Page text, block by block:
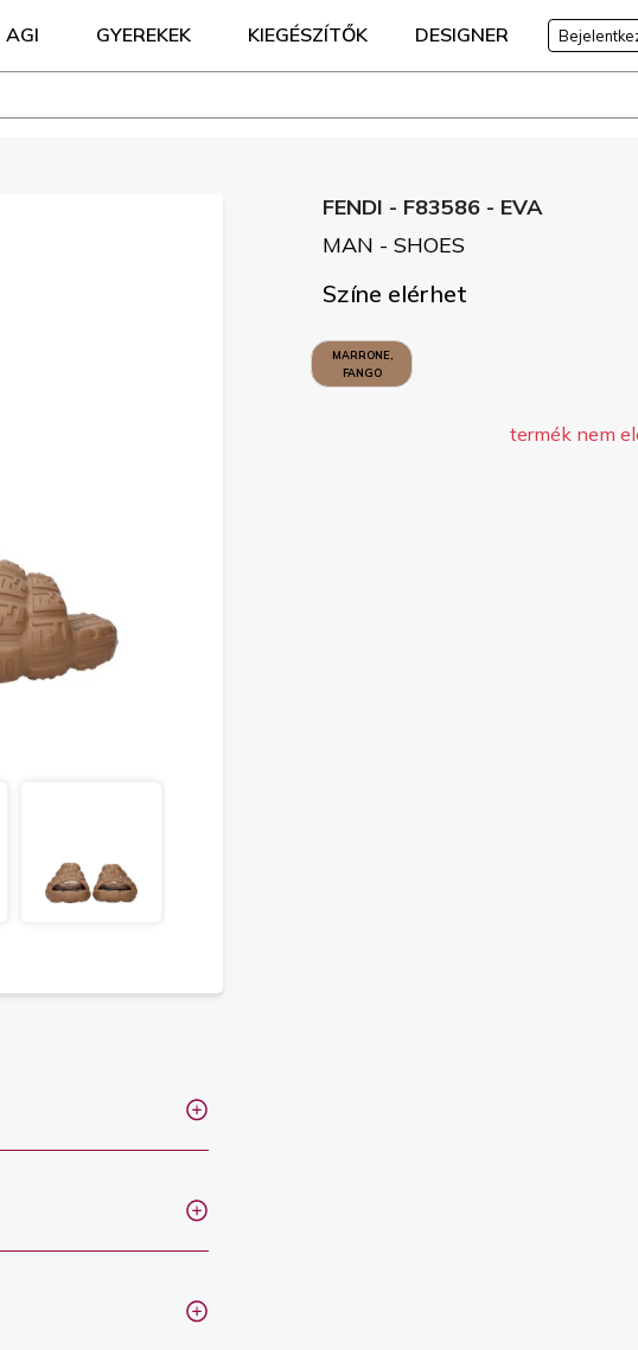
AGI GYEREKEK KIEGÉSZÍTŐK DESIGNER
FENDI - F83586 - EVA
MAN - SHOES
Színe elérhet
MARRONE,
FANGO
termék nem